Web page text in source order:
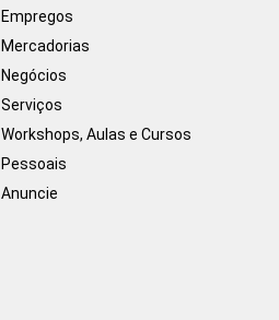
Empregos
Mercadorias
Negócios
Serviços
Workshops, Aulas e Cursos
Pessoais
Anuncie